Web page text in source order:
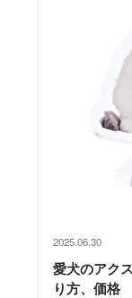
2025.06.30
愛犬のアク
り方、価格